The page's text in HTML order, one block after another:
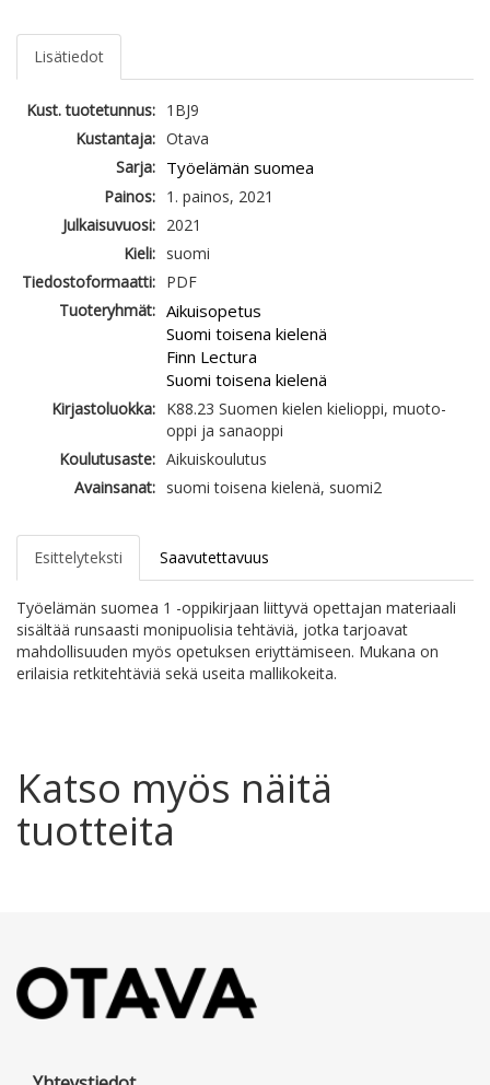
Lisätiedot
Kust. tuotetunnus: 1BJ9
Kustantaja: Otava
Sarja: Työelämän suomea
Painos: 1. painos, 2021
Julkaisuvuosi: 2021
Kieli: suomi
Tiedostoformaatti: PDF
Tuoteryhmät: Aikuisopetus
Suomi toisena kielenä
Finn Lectura
Suomi toisena kielenä
Kirjastoluokka: K88.23 Suomen kielen kielioppi, muoto-
oppi ja sanaoppi
Koulutusaste: Aikuiskoulutus
Avainsanat: suomi toisena kielenä, suomi2
Esittelyteksti Saavutettavuus
Työelämän suomea 1 -oppikirjaan liittyvä opettajan materiaali
sisältää runsaasti monipuolisia tehtäviä, jotka tarjoavat
mahdollisuuden myös opetuksen eriyttämiseen. Mukana on
erilaisia retkitehtäviä sekä useita mallikokeita.
Katso myös näitä
tuotteita